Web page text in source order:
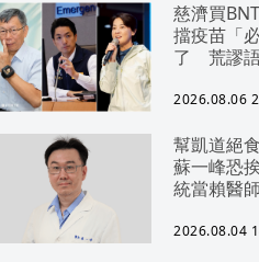
慈濟買
擋疫苗「
了 荒謬
2026.08.06
幫凱道絕
蘇一峰恐
統當賴醫師
2026.08.04